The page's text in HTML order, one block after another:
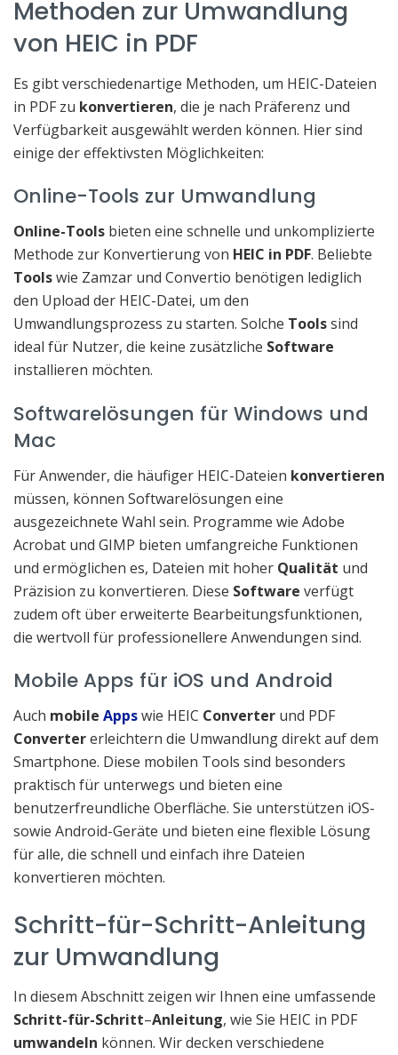
Methoden zur Umwandlung
von HEIC in PDF
Es gibt verschiedenartige Methoden, um HEIC-Dateien
in PDF zu konvertieren, die je nach Präferenz und
Verfügbarkeit ausgewählt werden können. Hier sind
einige der effektivsten Möglichkeiten:
Online-Tools zur Umwandlung
Online-Tools bieten eine schnelle und unkomplizierte
Methode zur Konvertierung von HEIC in PDF. Beliebte
Toolswie Zamzar und Convertio benötigen lediglich
den Upload der HEIC-Datei, um den
Umwandlungsprozess zu starten. Solche Toolssind
ideal für Nutzer, die keine zusätzliche Software
installieren möchten.
Softwarelösungen für Windows und
Mac
Für Anwender, die häufiger HEIC-Dateien konvertieren
müssen, können Softwarelösungen eine
ausgezeichnete Wahl sein. Programme wie Adobe
Acrobat und GIMP bieten umfangreiche Funktionen
und ermöglichen es, Dateien mit hoher Qualität und
Präzision zu konvertieren. Diese Software verfügt
zudem oft über erweiterte Bearbeitungsfunktionen,
die wertvoll für professionellere Anwendungen sind.
Mobile Apps für iOS und Android
Auch mobile Appswie HEIC Converter und PDF
Convertererleichtern die Umwandlung direkt auf dem
Smartphone. Diese mobilen Tools sind besonders
praktisch für unterwegs und bieten eine
benutzerfreundliche Oberfläche. Sie unterstützen iOS-
sowie Android-Geräte und bieten eine flexible Lösung
für alle, die schnell und einfach ihre Dateien
konvertieren möchten.
Schritt-für-Schritt-Anleitung
zur Umwandlung
In diesem Abschnitt zeigen wir Ihnen eine umfassende
Schritt-für-Schritt–Anleitung, wie Sie HEIC in PDF
umwandeln können. Wir decken verschiedene